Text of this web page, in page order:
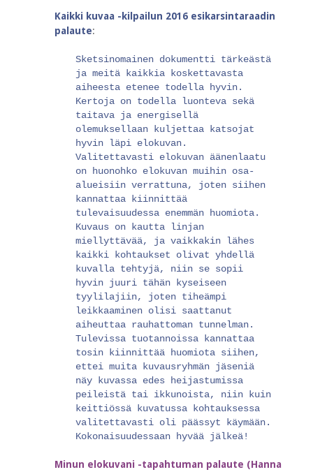
Kaikki kuvaa -kilpailun 2016 esikarsintaraadin
palaute:
Sketsinomainen dokumentti tärkeästä
ja meitä kaikkia koskettavasta
aiheesta etenee todella hyvin.
Kertoja on todella luonteva sekä
taitava ja energisellä
olemuksellaan kuljettaa katsojat
hyvin läpi elokuvan.
Valitettavasti elokuvan äänenlaatu
on huonohko elokuvan muihin osa-
alueisiin verrattuna, joten siihen
kannattaa kiinnittää
tulevaisuudessa enemmän huomiota.
Kuvaus on kautta linjan
miellyttävää, ja vaikkakin lähes
kaikki kohtaukset olivat yhdellä
kuvalla tehtyjä, niin se sopii
hyvin juuri tähän kyseiseen
tyylilajiin, joten tiheämpi
leikkaaminen olisi saattanut
aiheuttaa rauhattoman tunnelman.
Tulevissa tuotannoissa kannattaa
tosin kiinnittää huomiota siihen,
ettei muita kuvausryhmän jäseniä
näy kuvassa edes heijastumissa
peileistä tai ikkunoista, niin kuin
keittiössä kuvatussa kohtauksessa
valitettavasti oli päässyt käymään.
Kokonaisuudessaan hyvää jälkeä!
Minun elokuvani -tapahtuman palaute (Hanna